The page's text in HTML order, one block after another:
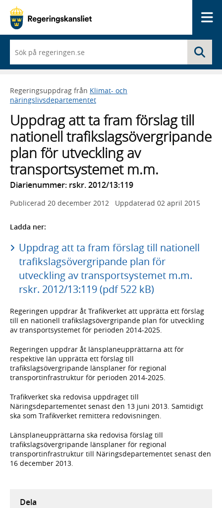
du
börjar
skriva
framträder
en
med
sökförslag
Regeringsuppdrag från Klimat- och
näringslivsdepartementet
Uppdrag att ta fram förslag till
nationell trafikslagsövergripande
plan för utveckling av
transportsystemet m.m.
Diarienummer: rskr. 2012/13:119
Publicerad 20 december 2012 Uppdaterad 02 april 2015
Ladda ner:
Uppdrag att ta fram förslag till nationell
trafikslagsövergripande plan för
utveckling av transportsystemet m.m.
rskr. 2012/13:119 (pdf 522 kB)
Regeringen uppdrar åt Trafikverket att upprätta ett förslag
till en nationell trafikslagsövergripande plan för utveckling
av transportsystemet för perioden 2014-2025.
Regeringen uppdrar åt länsplaneupprättarna att för
respektive län upprätta ett förslag till
trafikslagsövergripande länsplaner för regional
transportinfrastruktur för perioden 2014-2025.
Trafikverket ska redovisa uppdraget till
Näringsdepartementet senast den 13 juni 2013. Samtidigt
ska som Trafikverket remittera redovisningen.
Länsplaneupprättarna ska redovisa förslag till
trafikslagsövergripande länsplaner för regional
transportinfrastruktur till Näringsdepartementet senast den
16 december 2013.
Dela